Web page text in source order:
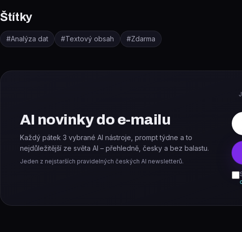
Štítky
#Analýza dat #Textový obsah #Zdarma
AI novinky do e-mailu
Každý pátek 3 vybrané AI nástroje, prompt týdne a to
nejdůležitější ze světa AI – přehledně, česky a bez balastu.
Jeden z nejstarších pravidelných českých AI newsletterů.
E-